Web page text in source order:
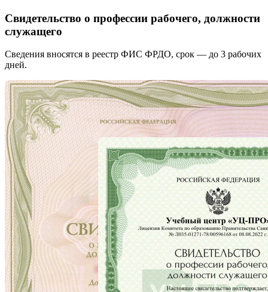
Свидетельство о профессии рабочего, должности
служащего
Сведения вносятся в реестр ФИС ФРДО, срок — до 3 рабочих
дней.